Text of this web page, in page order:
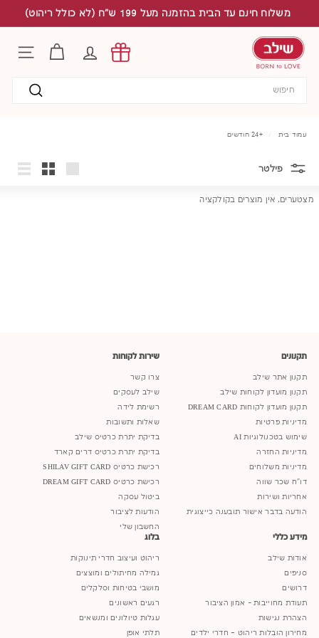
משלוח חינם עד הבית בהזמנה מעל 199 ש"ח (לא כולל ריהוט)
החשבון שלי ניווט
עמוד בית +24 חודשים
פילטר
מצטערים, אין מוצרים בקולקציה
תקנונים
תקנון אתר שילב
תקנון מועדון לקוחות שילב
תקנון מועדון לקוחות DREAM CARD
מדיניות פרטיות
שימוש בטכנולוגיות AI
מדיניות החזרה
מדיניות משלוחים
דו"ח שכר שווה
אחריות ושירות
הודעה בדבר אישור תובענה כייצוגית
שירות לקוחות
צרו קשר
שילב לעסקים
רשימת לידה
שאלות ותשובות
בדיקת יתרת כרטיס שילב
בדיקת יתרת כרטיס דרים קארד
רכישת כרטיס SHILAV GIFT CARD
רכישת כרטיס DREAM GIFT CARD
ביטול עסקה
הודעות לציבור
החשבון שלי
מידע כללי
אודות שילב
סניפים
דרושים
תעודת מחוייבות - אמון הציבור
הצהרת נגישות
מחירון הובלות ריהוט – חדרי ילדים
בלוג
ריהוט ועיצוב חדרי תינוקות
גמילה מחיתולים ומוצצים
מושבי בטיחות וסלקלים
רגעים ראשונים
עגלות טיולונים ומנשאים
תלתי אופן